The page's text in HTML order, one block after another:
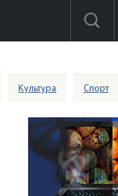
Культура Спорт